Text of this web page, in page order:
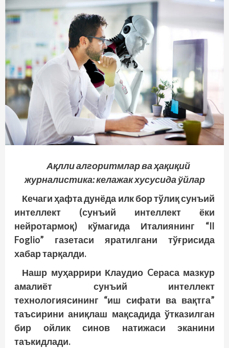
Ақлли алгоритмлар ва ҳақиқий
журналистика: келажак хусусида ўйлар
Кечаги ҳафта дунёда илк бор тўлиқ сунъий
интеллект (сунъий интеллект ёки
нейротармоқ) кўмагида Италиянинг “Il
Foglio” газетаси яратилгани тўғрисида
хабар тарқалди.
Нашр муҳаррири Клаудио Cераса мазкур
амалиёт сунъий интеллект
технологиясининг “иш сифати ва вақтга”
таъсирини аниқлаш мақсадида ўтказилган
бир ойлик синов натижаси эканини
таъкидлади.